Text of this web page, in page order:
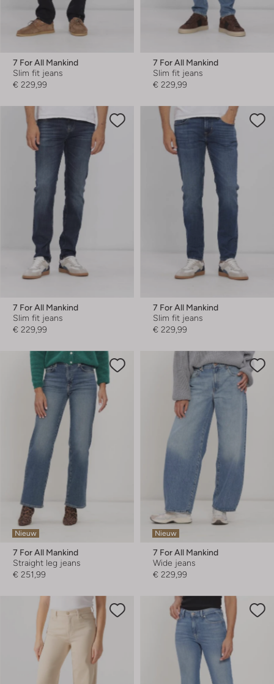
7 For All Mankind
Slim fit jeans
€ 229,99
7 For All Mankind
Slim fit jeans
€ 229,99
7 For All Mankind
Slim fit jeans
€ 229,99
7 For All Mankind
Slim fit jeans
€ 229,99
Nieuw
7 For All Mankind
Straight leg jeans
€ 251,99
Nieuw
7 For All Mankind
Wide jeans
€ 229,99